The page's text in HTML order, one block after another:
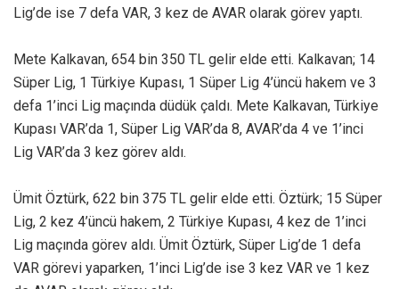
Lig’de ise 7 defa VAR, 3 kez de AVAR olarak görev yaptı.
Mete Kalkavan, 654 bin 350 TL gelir elde etti. Kalkavan; 14
Süper Lig, 1 Türkiye Kupası, 1 Süper Lig 4’üncü hakem ve 3
defa 1’inci Lig maçında düdük çaldı. Mete Kalkavan, Türkiye
Kupası VAR’da 1, Süper Lig VAR’da 8, AVAR’da 4 ve 1’inci
Lig VAR’da 3 kez görev aldı.
Ümit Öztürk, 622 bin 375 TL gelir elde etti. Öztürk; 15 Süper
Lig, 2 kez 4’üncü hakem, 2 Türkiye Kupası, 4 kez de 1’inci
Lig maçında görev aldı. Ümit Öztürk, Süper Lig’de 1 defa
VAR görevi yaparken, 1’inci Lig’de ise 3 kez VAR ve 1 kez